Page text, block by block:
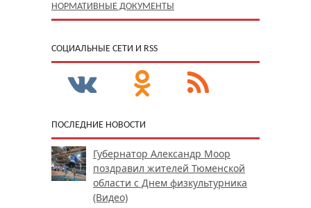
НОРМАТИВНЫЕ ДОКУМЕНТЫ
CОЦИАЛЬНЫЕ СЕТИ И RSS
ПОСЛЕДНИЕ НОВОСТИ
Губернатор Александр Моор
поздравил жителей Тюменской
области с Днем физкультурника
(Видео)